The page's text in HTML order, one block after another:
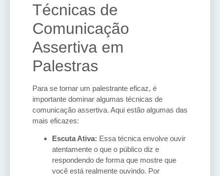
Técnicas de
Comunicação
Assertiva em
Palestras
Para se tornar um palestrante eficaz, é
importante dominar algumas técnicas de
comunicação assertiva. Aqui estão algumas das
mais eficazes:
Escuta Ativa: Essa técnica envolve ouvir
atentamente o que o público diz e
respondendo de forma que mostre que
você está realmente ouvindo. Por